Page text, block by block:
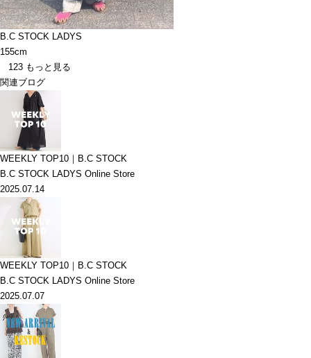
B.C STOCK LADYS
155cm
123 もっと見る
関連ブログ
WEEKLY TOP10｜B.C STOCK
B.C STOCK LADYS Online Store
2025.07.14
WEEKLY TOP10｜B.C STOCK
B.C STOCK LADYS Online Store
2025.07.07